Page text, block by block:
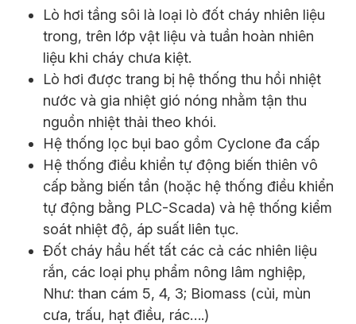
Lò hơi tầng sôi là loại lò đốt cháy nhiên liệu
trong, trên lớp vật liệu và tuần hoàn nhiên
liệu khi cháy chưa kiệt.
Lò hơi được trang bị hệ thống thu hồi nhiệt
nước và gia nhiệt gió nóng nhằm tận thu
nguồn nhiệt thải theo khói.
Hệ thống lọc bụi bao gồm Cyclone đa cấp
Hệ thống điều khiển tự động biến thiên vô
cấp bằng biến tần (hoặc hệ thống điều khiển
tự động bằng PLC-Scada) và hệ thống kiểm
soát nhiệt độ, áp suất liên tục.
Đốt cháy hầu hết tất các cả các nhiên liệu
rắn, các loại phụ phẩm nông lâm nghiệp,
Như: than cám 5, 4, 3; Biomass (củi, mùn
cưa, trấu, hạt điều, rác….)